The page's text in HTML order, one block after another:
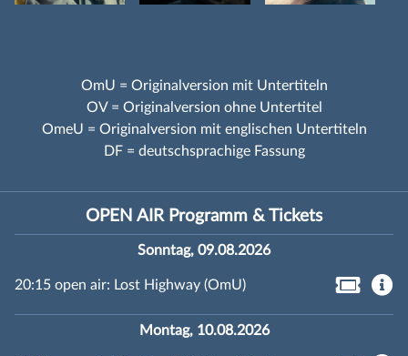
OmU = Originalversion mit Untertiteln
OV = Originalversion ohne Untertitel
OmeU = Originalversion mit englischen Untertiteln
DF = deutschsprachige Fassung
OPEN AIR Programm & Tickets
Sonntag, 09.08.2026
20:15 open air: Lost Highway (OmU)
Montag, 10.08.2026